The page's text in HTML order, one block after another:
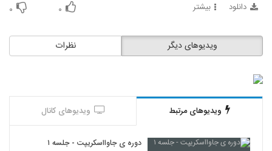
59
60
021060 - آموزش JavaScript سری دوم
۳۹۹ بازدید
021062 - آموزش JavaScript سری دوم
۴۶۸ بازدید
دانلود بیشتر ۰ ۰
نظرات ویدیوهای دیگر
ویدیوهای مرتبط ویدیوهای کانال
دوره ی جاوااسکریپت - جلسه ۱